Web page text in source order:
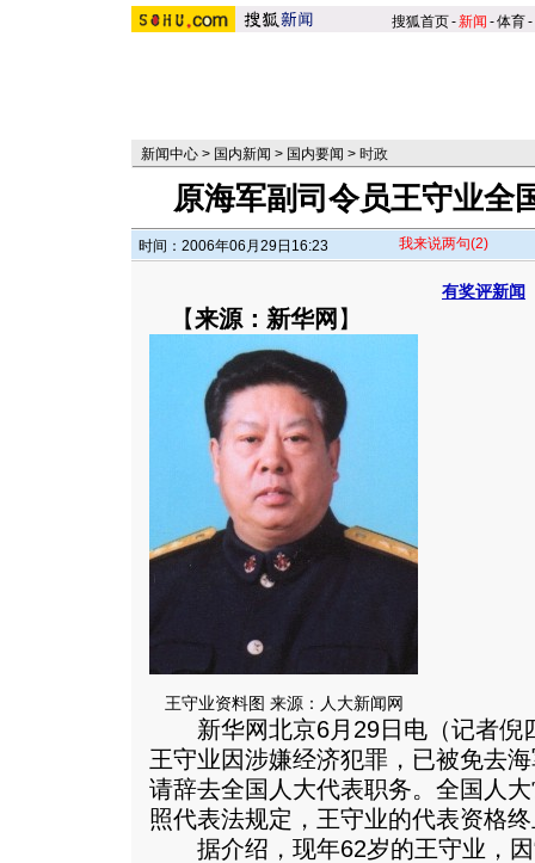
搜狐首页-新闻 -体育-
新闻中心 > 国内新闻 > 国内要闻 > 时政
原海军副司令员王守业全
时间：2006年06月29日16:23 我来说两句(2)
有奖评新闻
【来源：新华网 】
王守业资料图 来源：人大新闻网
新华网北京6月29日电（记者倪
王守业因涉嫌经济犯罪，已被免去
请辞去全国人大代表职务。全国人
照代表法规定，王守业的代表资格
据介绍，现年62岁的王守业，因“